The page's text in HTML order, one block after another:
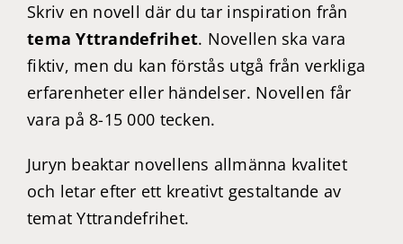
Skriv en novell där du tar inspiration från
tema Yttrandefrihet. Novellen ska vara
fiktiv, men du kan förstås utgå från verkliga
erfarenheter eller händelser. Novellen får
vara på 8-15 000 tecken.
Juryn beaktar novellens allmänna kvalitet
och letar efter ett kreativt gestaltande av
temat Yttrandefrihet.